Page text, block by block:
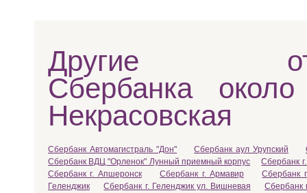
Другие
Сбербанка
Некрасовская
Сбербанк Автомагистраль "Дон" Сбербанк аул Урупский
Сбербанк ВДЦ "Орленок" Лунный приемный корпус
Сбербанк
Сбербанк г. Апшеронск
Сбербанк г. Армавир
Сбербанк
Геленджик
Сбербанк г. Геленджик ул. Вишневая
Сбербанк